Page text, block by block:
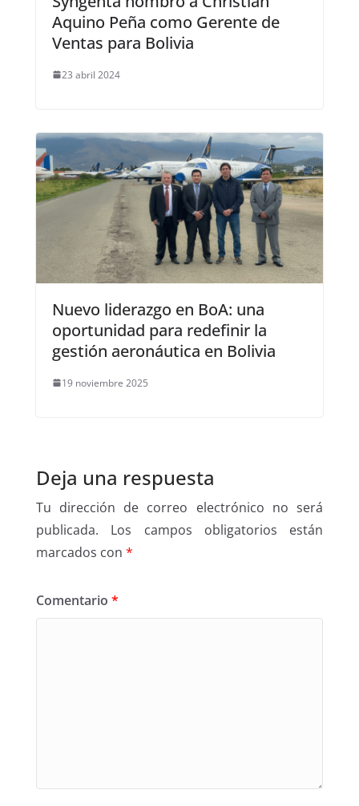
Aquino Peña como Gerente de
Ventas para Bolivia
23 abril 2024
Nuevo liderazgo en BoA: una
oportunidad para redefinir la
gestión aeronáutica en Bolivia
19 noviembre 2025
Deja una respuesta
Tu dirección de correo electrónico no será
publicada.
Los campos obligatorios están
marcados con *
Comentario *